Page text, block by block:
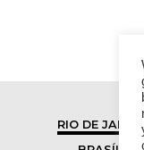
RIO DE